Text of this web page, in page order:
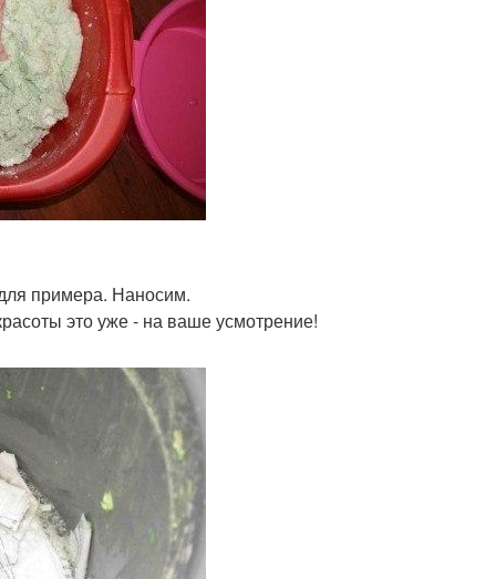
примера. Наносим.
это уже - на ваше усмотрение!